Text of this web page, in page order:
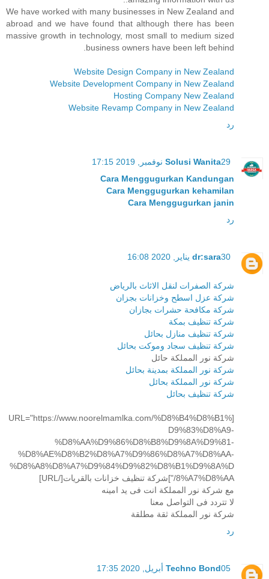
We have worked with many businesses in New Zealand and
abroad and we have found that although there has been
massive growth in technology, most small to medium sized
business owners have been left behind.
Website Design Company in New Zealand
Website Development Company in New Zealand
Hosting Company New Zealand
Website Revamp Company in New Zealand
رد
Solusi Wanita29 نوفمبر, 2019 17:15
Cara Menggugurkan Kandungan
Cara Menggugurkan kehamilan
Cara Menggugurkan janin
رد
dr:sara30 يناير, 2020 16:08
شركة الصفرات لنقل الاثاث بالرياض
شركة عزل اسطح وخزانات بجزان
شركة مكافحة حشرات بجازان
شركة تنظيف بمكة
شركة تنظيف منازل بحائل
شركة تنظيف سجاد وموكت بحائل
شركة نور المملكة حائل
شركة نور المملكة بمدينة بحائل
شركة نور المملكة بحائل
شركة تنظيف بحائل
[URL="https://www.noorelmamlka.com/%D8%B4%D8%B1%
D9%83%D8%A9-
%D8%AA%D9%86%D8%B8%D9%8A%D9%81-
%D8%AE%D8%B2%D8%A7%D9%86%D8%A7%D8%AA-
%D8%A8%D8%A7%D9%84%D9%82%D8%B1%D9%8A%D
8%A7%D8%AA/"]شركة تنظيف خزانات بالقريات[/URL]
مع شركة نور المملكة انت فى يد امينه
لا تتردد فى التواصل معنا
شركة نور المملكة ثقة مطلقة
رد
Techno Bond05 أبريل, 2020 17:35